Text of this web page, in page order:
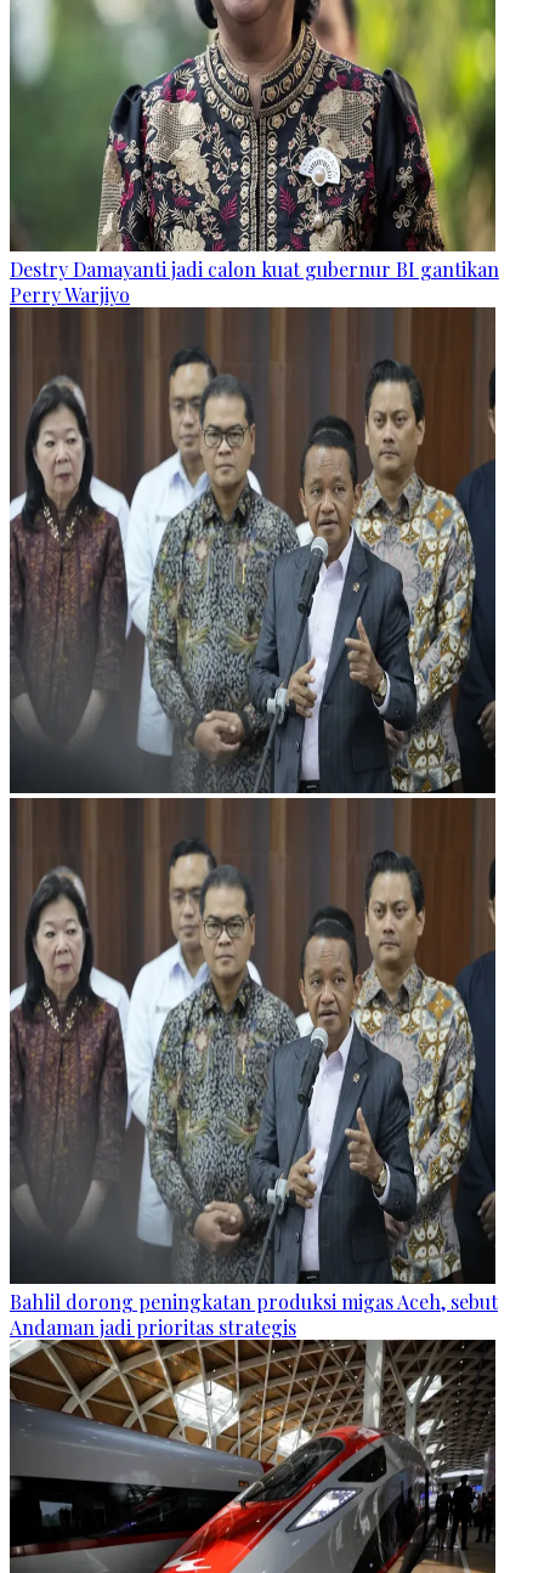
Destry Damayanti jadi calon kuat gubernur BI gantikan
Perry Warjiyo
Bahlil dorong peningkatan produksi migas Aceh, sebut
Andaman jadi prioritas strategis